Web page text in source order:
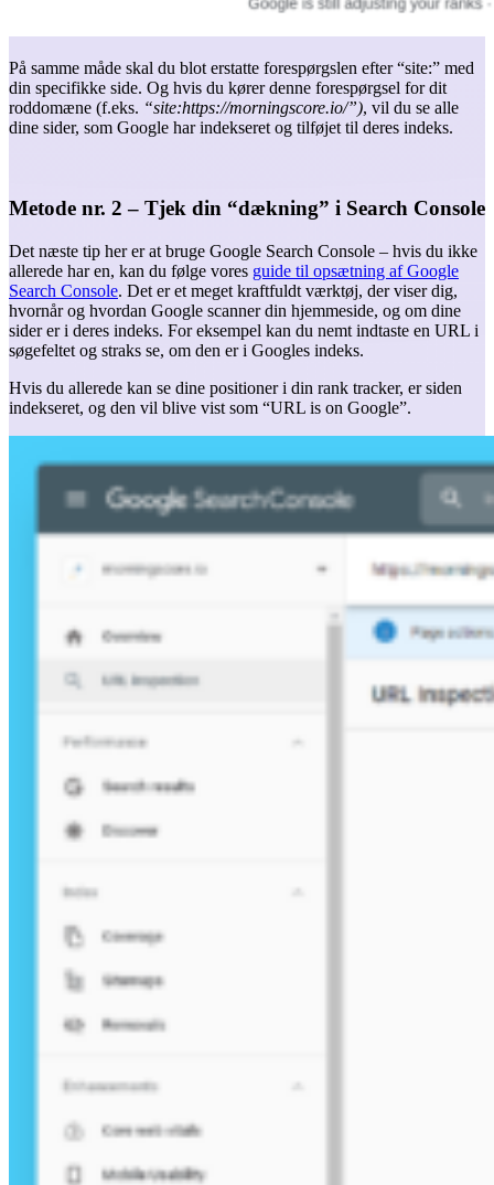
På samme måde skal du blot erstatte forespørgslen efter “site:” med
din specifikke side. Og hvis du kører denne forespørgsel for dit
roddomæne (f.eks. “site:https://morningscore.io/”), vil du se alle
dine sider, som Google har indekseret og tilføjet til deres indeks.
Metode nr. 2 – Tjek din “dækning” i Search Console
Det næste tip her er at bruge Google Search Console – hvis du ikke
allerede har en, kan du følge vores guide til opsætning af Google
Search Console. Det er et meget kraftfuldt værktøj, der viser dig,
hvornår og hvordan Google scanner din hjemmeside, og om dine
sider er i deres indeks. For eksempel kan du nemt indtaste en URL i
søgefeltet og straks se, om den er i Googles indeks.
Hvis du allerede kan se dine positioner i din rank tracker, er siden
indekseret, og den vil blive vist som “URL is on Google”.